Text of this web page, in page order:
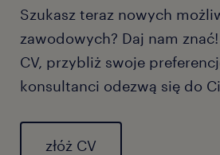
Szukasz teraz nowych
zawodowych? Daj nam
CV, przybliż swoje
konsultanci odezwą się do
złóż CV